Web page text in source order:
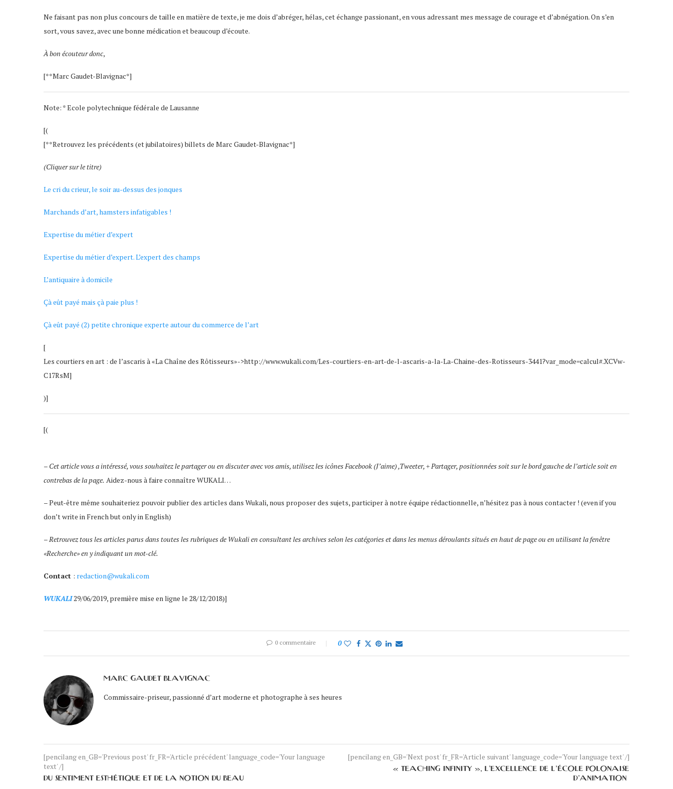
Ne faisant pas non plus concours de taille en matière de texte, je me dois d’abréger, hélas, cet échange passionant, en vous adressant mes message de courage et d’abnégation. On s’en
sort, vous savez, avec une bonne médication et beaucoup d’écoute.
À bon écouteur donc,
[**Marc Gaudet-Blavignac*]
Note: * Ecole polytechnique fédérale de Lausanne
[(
[**Retrouvez les précédents (et jubilatoires) billets de Marc Gaudet-Blavignac*]
(Cliquer sur le titre)
Le cri du crieur, le soir au-dessus des jonques
Marchands d’art, hamsters infatigables !
Expertise du métier d’expert
Expertise du métier d’expert. L’expert des champs
L’antiquaire à domicile
Çà eût payé mais çà paie plus !
Çà eût payé (2) petite chronique experte autour du commerce de l’art
[
Les courtiers en art : de l’ascaris à «La Chaîne des Rôtisseurs»->http://www.wukali.com/Les-courtiers-en-art-de-l-ascaris-a-la-La-Chaine-des-Rotisseurs-3441?var_mode=calcul#.XCVw-
C17RsM]
)]
[(
– Cet article vous a intéressé, vous souhaitez le partager ou en discuter avec vos amis, utilisez les icônes Facebook (J’aime) ,Tweeter, + Partager, positionnées soit sur le bord gauche de l’article soit en
contrebas de la page. Aidez-nous à faire connaître WUKALI…
– Peut-être même souhaiteriez pouvoir publier des articles dans Wukali, nous proposer des sujets, participer à notre équipe rédactionnelle, n’hésitez pas à nous contacter ! (even if you
don’t write in French but only in English)
–Retrouvez tous les articles parus dans toutes les rubriques de Wukali en consultant les archives selon les catégories et dans les menus déroulants situés en haut de page ou en utilisant la fenêtre
«Recherche» en y indiquant un mot-clé.
Contact : redaction@wukali.com
WUKALI29/06/2019, première mise en ligne le 28/12/2018)]
0 commentaire 0
MARC GAUDET BLAVIGNAC
Commissaire-priseur, passionné d’art moderne et photographe à ses heures
[pencilang en_GB='Previous post' fr_FR='Article précédent' language_code='Your language
text' /]
DU SENTIMENT ESTHÉTIQUE ET DE LA NOTION DU BEAU
[pencilang en_GB='Next post' fr_FR='Article suivant' language_code='Your language text' /]
« TEACHING INFINITY », L’EXCELLENCE DE L’ÉCOLE POLONAISE
D’ANIMATION